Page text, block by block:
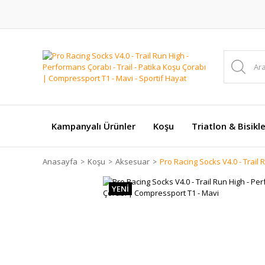
Kampanyalı Ürünler Koşu Triatlon &
Anasayfa Koşu Aksesuar Pro Racing Socks V4.0 - Trail
YENİ